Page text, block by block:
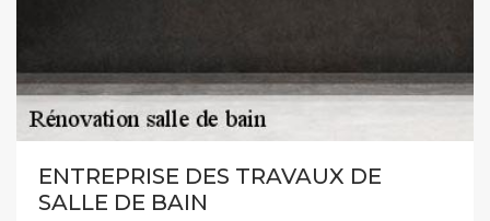
ENTREPRISE DES TRAVAUX DE
SALLE DE BAIN